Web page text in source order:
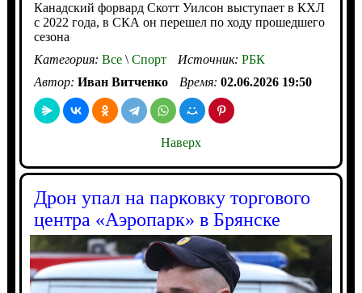
Канадский форвард Скотт Уилсон выступает в КХЛ
с 2022 года, в СКА он перешел по ходу прошедшего
сезона
Категория: Все\Спорт Источник: РБК
Автор: Иван Витченко Время: 02.06.2026 19:50
Наверх
Дрон упал на парковку торгового
центра «Аэропарк» в Брянске